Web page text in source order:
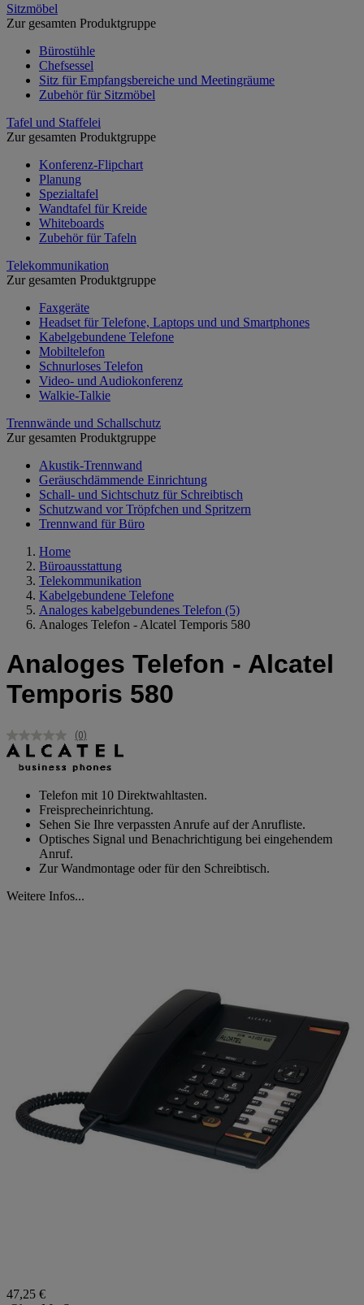
Sitzmöbel
Zur gesamten Produktgruppe
Bürostühle
Chefsessel
Sitz für Empfangsbereiche und Meetingräume
Zubehör für Sitzmöbel
Tafel und Staffelei
Zur gesamten Produktgruppe
Konferenz-Flipchart
Planung
Spezialtafel
Wandtafel für Kreide
Whiteboards
Zubehör für Tafeln
Telekommunikation
Zur gesamten Produktgruppe
Faxgeräte
Headset für Telefone, Laptops und und Smartphones
Kabelgebundene Telefone
Mobiltelefon
Schnurloses Telefon
Video- und Audiokonferenz
Walkie-Talkie
Trennwände und Schallschutz
Zur gesamten Produktgruppe
Akustik-Trennwand
Geräuschdämmende Einrichtung
Schall- und Sichtschutz für Schreibtisch
Schutzwand vor Tröpfchen und Spritzern
Trennwand für Büro
Home
Büroausstattung
Telekommunikation
Kabelgebundene Telefone
Analoges kabelgebundenes Telefon (5)
Analoges Telefon - Alcatel Temporis 580
Analoges Telefon - Alcatel
Temporis 580
Kein
Beurteilungswert.
Link
derselben
Seite.
(0)
Telefon mit 10 Direktwahltasten.
Freisprecheinrichtung.
Sehen Sie Ihre verpassten Anrufe auf der Anrufliste.
Optisches Signal und Benachrichtigung bei eingehendem
Anruf.
Zur Wandmontage oder für den Schreibtisch.
Weitere Infos...
47,25 €